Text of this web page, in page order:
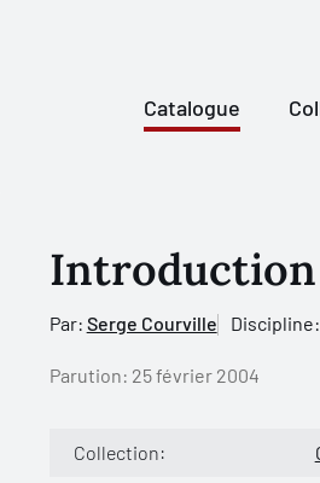
Catalogue
Introduction
Par: Serge Courville Discipline:
Parution: 25 février 2004
Collection: